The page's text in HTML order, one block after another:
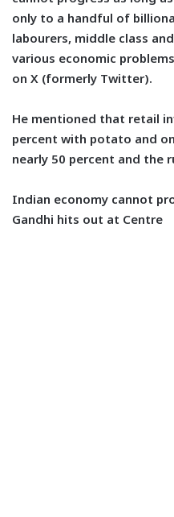
only to a handful of
labourers, middle class
various economic
on X (formerly Twitter).
He mentioned that retail
percent with potato and
nearly 50 percent and the
Indian economy cannot
Gandhi hits out at Centre